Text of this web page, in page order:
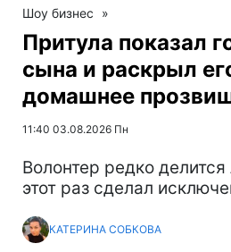
Шоу бизнес »
Притула показал
сына и раскрыл
домашнее
11:40 03.08.2026 Пн
Волонтер редко
этот раз сделал
КАТЕРИНА СОБКОВА